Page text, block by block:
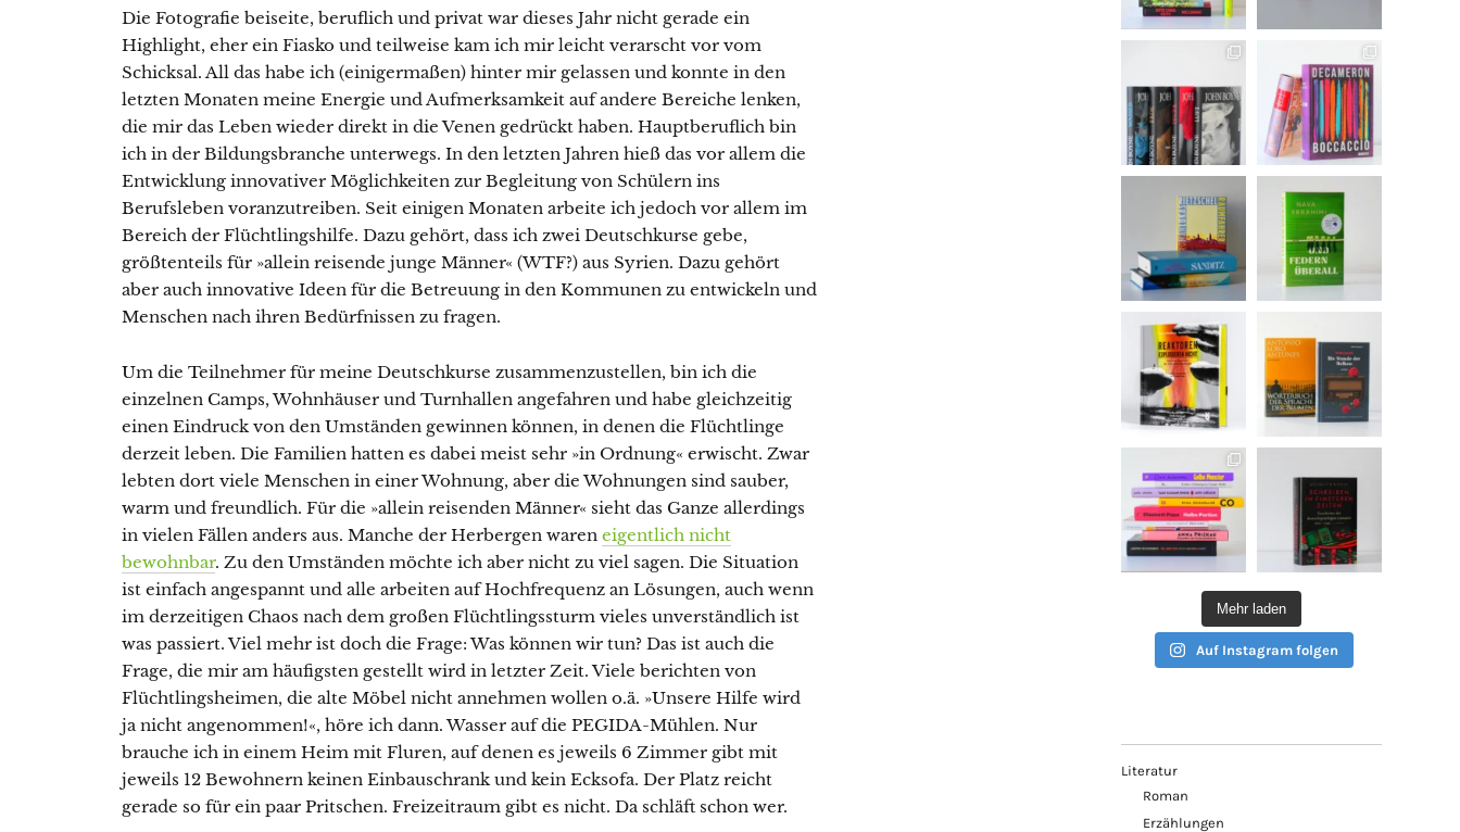
Die Fotografie beiseite, beruflich und privat war dieses Jahr nicht gerade ein
Highlight, eher ein Fiasko und teilweise kam ich mir leicht verarscht vor vom
Schicksal. All das habe ich (einigermaßen) hinter mir gelassen und konnte in den
letzten Monaten meine Energie und Aufmerksamkeit auf andere Bereiche lenken,
die mir das Leben wieder direkt in die Venen gedrückt haben. Hauptberuflich bin
ich in der Bildungsbranche unterwegs. In den letzten Jahren hieß das vor allem die
Entwicklung innovativer Möglichkeiten zur Begleitung von Schülern ins
Berufsleben voranzutreiben. Seit einigen Monaten arbeite ich jedoch vor allem im
Bereich der Flüchtlingshilfe. Dazu gehört, dass ich zwei Deutschkurse gebe,
größtenteils für »allein reisende junge Männer« (WTF?) aus Syrien. Dazu gehört
aber auch innovative Ideen für die Betreuung in den Kommunen zu entwickeln und
Menschen nach ihren Bedürfnissen zu fragen.
Um die Teilnehmer für meine Deutschkurse zusammenzustellen, bin ich die
einzelnen Camps, Wohnhäuser und Turnhallen angefahren und habe gleichzeitig
einen Eindruck von den Umständen gewinnen können, in denen die Flüchtlinge
derzeit leben. Die Familien hatten es dabei meist sehr »in Ordnung« erwischt. Zwar
lebten dort viele Menschen in einer Wohnung, aber die Wohnungen sind sauber,
warm und freundlich. Für die »allein reisenden Männer« sieht das Ganze allerdings
in vielen Fällen anders aus. Manche der Herbergen waren eigentlich nicht
bewohnbar. Zu den Umständen möchte ich aber nicht zu viel sagen. Die Situation
ist einfach angespannt und alle arbeiten auf Hochfrequenz an Lösungen, auch wenn
im derzeitigen Chaos nach dem großen Flüchtlingssturm vieles unverständlich ist
was passiert. Viel mehr ist doch die Frage: Was können wir tun? Das ist auch die
Frage, die mir am häufigsten gestellt wird in letzter Zeit. Viele berichten von
Flüchtlingsheimen, die alte Möbel nicht annehmen wollen o.ä. »Unsere Hilfe wird
ja nicht angenommen!«, höre ich dann. Wasser auf die PEGIDA-Mühlen. Nur
brauche ich in einem Heim mit Fluren, auf denen es jeweils 6 Zimmer gibt mit
jeweils 12 Bewohnern keinen Einbauschrank und kein Ecksofa. Der Platz reicht
gerade so für ein paar Pritschen. Freizeitraum gibt es nicht. Da schläft schon wer.
Mehr laden
Auf Instagram folgen
Literatur
Roman
Erzählungen